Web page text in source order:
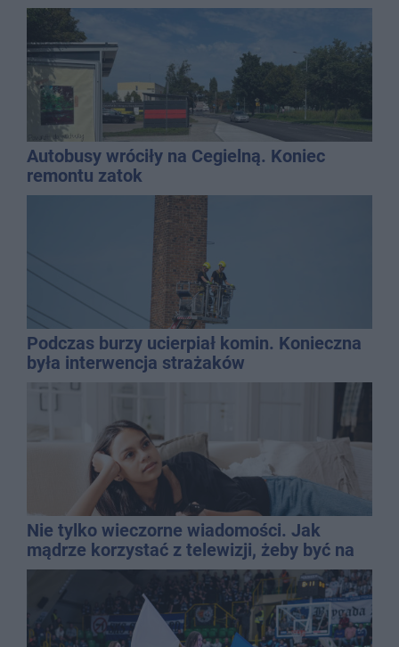
Autobusy wróciły na Cegielną. Koniec
remontu zatok
Podczas burzy ucierpiał komin. Konieczna
była interwencja strażaków
Nie tylko wieczorne wiadomości. Jak
mądrze korzystać z telewizji, żeby być na
bieżąco, ale nie żyć w informacyjnym
chaosie?